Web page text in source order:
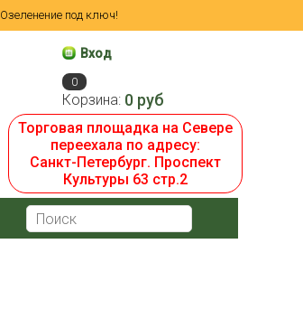
Озеленение под ключ!
Вход
0
Корзина: 0 руб
Торговая площадка на Севере
переехала по адресу:
Санкт-Петербург. Проспект
Культуры 63 стр.2